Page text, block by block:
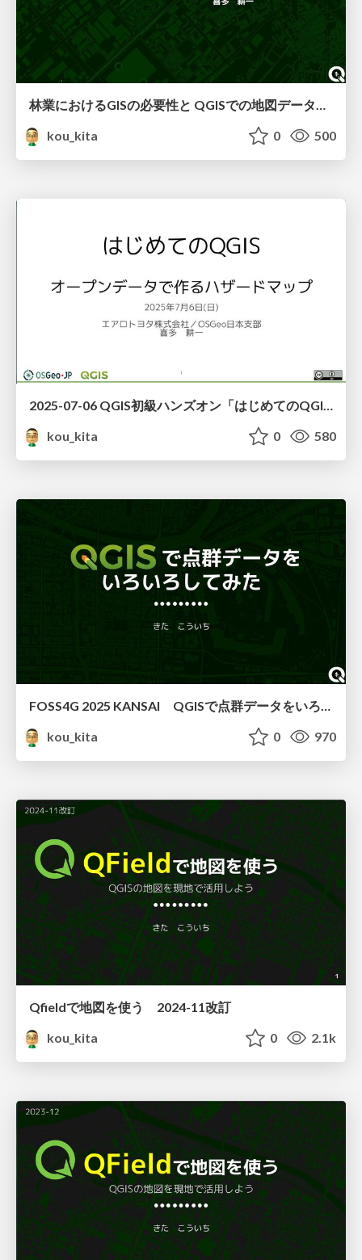
kou_kita
0 500
2025-07-06 QGIS初級ハンズオン「はじめてのQGIS」
kou_kita
0 580
FOSS4G 2025 KANSAI QGISで点群データをいろいろしてみた
kou_kita
0 970
Qfieldで地図を使う 2024-11改訂
kou_kita
0 2.1k